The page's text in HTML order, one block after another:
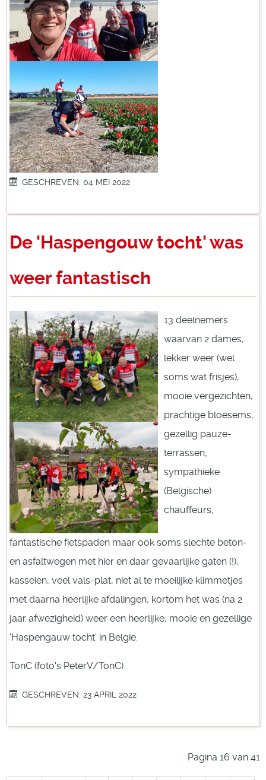
GESCHREVEN: 04 MEI 2022
De 'Haspengouw tocht' was
weer fantastisch
13 deelnemers
waarvan 2 dames,
lekker weer (wel
soms wat frisjes),
mooie vergezichten,
prachtige bloesems,
gezellig pauze-
terrassen,
sympathieke
(Belgische)
chauffeurs,
fantastische fietspaden maar ook soms slechte beton-
en asfaltwegen met hier en daar gevaarlijke gaten (!),
kasseien, veel vals-plat, niet al te moeilijke klimmetjes
met daarna heerlijke afdalingen, kortom het was (na 2
jaar afwezigheid) weer een heerlijke, mooie en gezellige
'Haspengauw tocht' in Belgie.
TonC (foto's PeterV/TonC)
GESCHREVEN: 23 APRIL 2022
Pagina 16 van 41